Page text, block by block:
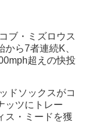
ブ・ミズロウス
ら7者連続K、
超えの快投
ドソックスがコ
ッツにトレー
ス・ミードを獲